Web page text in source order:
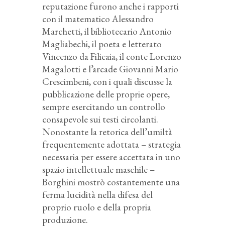
reputazione furono anche i rapporti
con il matematico Alessandro
Marchetti, il bibliotecario Antonio
Magliabechi, il poeta e letterato
Vincenzo da Filicaia, il conte Lorenzo
Magalotti e l’arcade Giovanni Mario
Crescimbeni, con i quali discusse la
pubblicazione delle proprie opere,
sempre esercitando un controllo
consapevole sui testi circolanti.
Nonostante la retorica dell’umiltà
frequentemente adottata – strategia
necessaria per essere accettata in uno
spazio intellettuale maschile –
Borghini mostrò costantemente una
ferma lucidità nella difesa del
proprio ruolo e della propria
produzione.